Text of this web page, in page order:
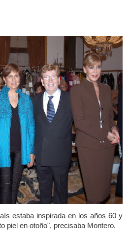
estaba inspirada en los años 60 y
piel en otoño", precisaba Montero.